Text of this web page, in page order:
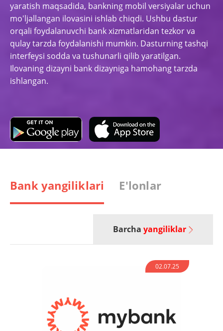
yaratish maqsadida, bankning mobil versiyalar uchun
mo'ljallangan ilovasini ishlab chiqdi. Ushbu dastur
orqali foydalanuvchi bank xizmatlaridan tezkor va
qulay tarzda foydalanishi mumkin. Dasturning tashqi
interfeysi sodda va tushunarli qilib yaratilgan.
Ilovaning dizayni bank dizayniga hamohang tarzda
ishlangan.
Bank yangiliklari E'lonlar
Barcha yangiliklar
02.07.25